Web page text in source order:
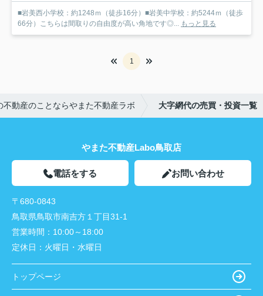
■岩美西小学校：約1248ｍ（徒歩16分）■岩美中学校：約5244ｍ（徒歩
66分）こちらは間取りの自由度が高い角地です◎... もっと見る
1
不動産のことならやまた不動産ラボ 大字網代の売買・投資一覧
やまた不動産Labo鳥取店
電話をする お問い合わせ
〒680-0843
鳥取県鳥取市南吉方１丁目31-1
営業時間： 10:00～18:00
定休日： 火曜日・水曜日
トップページ